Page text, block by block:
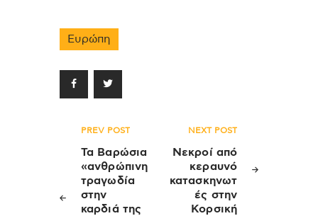
Ευρώπη
Πλοήγηση
άρθρων
PREV POST
Τα Βαρώσια
«ανθρώπινη
τραγωδία
στην
καρδιά της
NEXT POST
Νεκροί από
κεραυνό
κατασκηνωτ
ές στην
Κορσική